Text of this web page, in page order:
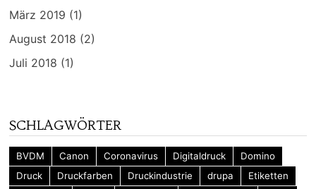
März 2019 (1)
August 2018 (2)
Juli 2018 (1)
SCHLAGWÖRTER
BVDM Canon Coronavirus Digitaldruck
Domino
Druck
Druckfarben Druckindustrie drupa
Etiketten